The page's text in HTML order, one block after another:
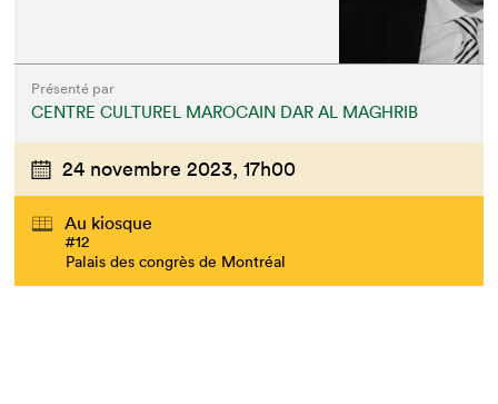
Présenté par
CENTRE CULTUREL MAROCAIN DAR AL MAGHRIB
24 novembre 2023, 17h00
Au kiosque
#12
Palais des congrès de Montréal